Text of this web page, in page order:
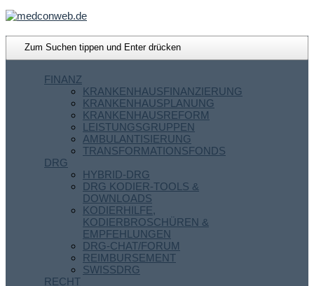
FINANZ
KRANKENHAUSFINANZIERUNG
KRANKENHAUSPLANUNG
KRANKENHAUSREFORM
LEISTUNGSGRUPPEN
AMBULANTISIERUNG
TRANSFORMATIONSFONDS
DRG
HYBRID-DRG
DRG KODIER-TOOLS &
DOWNLOADS
KODIERHILFE,
KODIERBROSCHÜREN &
EMPFEHLUNGEN
DRG-CHAT/FORUM
REIMBURSEMENT
SWISSDRG
RECHT